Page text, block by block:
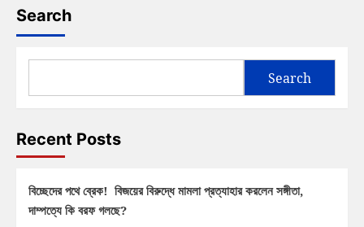
Search
Search
Recent Posts
বিচ্ছেদের পথে ব্রেক! বিজয়ের বিরুদ্ধে মামলা প্রত্যাহার করলেন সঙ্গীতা,
দাম্পত্যে কি বরফ গলছে?